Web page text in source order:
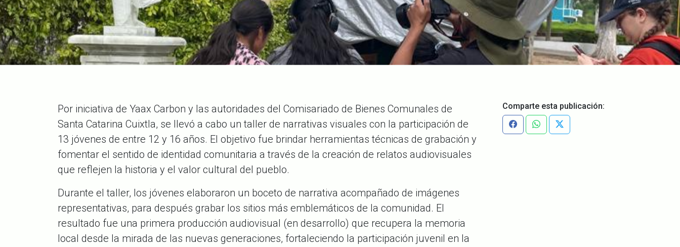
Por iniciativa de Yaax Carbon y las autoridades del Comisariado de Bienes Comunales de
Santa Catarina Cuixtla, se llevó a cabo un taller de narrativas visuales con la participación de
13 jóvenes de entre 12 y 16 años. El objetivo fue brindar herramientas técnicas de grabación y
fomentar el sentido de identidad comunitaria a través de la creación de relatos audiovisuales
que reflejen la historia y el valor cultural del pueblo.
Durante el taller, los jóvenes elaboraron un boceto de narrativa acompañado de imágenes
representativas, para después grabar los sitios más emblemáticos de la comunidad. El
resultado fue una primera producción audiovisual (en desarrollo) que recupera la memoria
local desde la mirada de las nuevas generaciones, fortaleciendo la participación juvenil en la
Comparte esta publicación: